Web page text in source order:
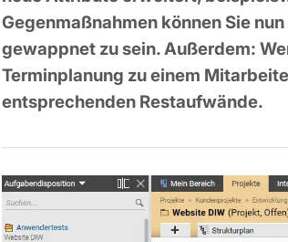
Gegenmaßnahmen können Sie
gewappnet zu sein. Außerdem:
Terminplanung zu einem
entsprechenden Restaufwände.